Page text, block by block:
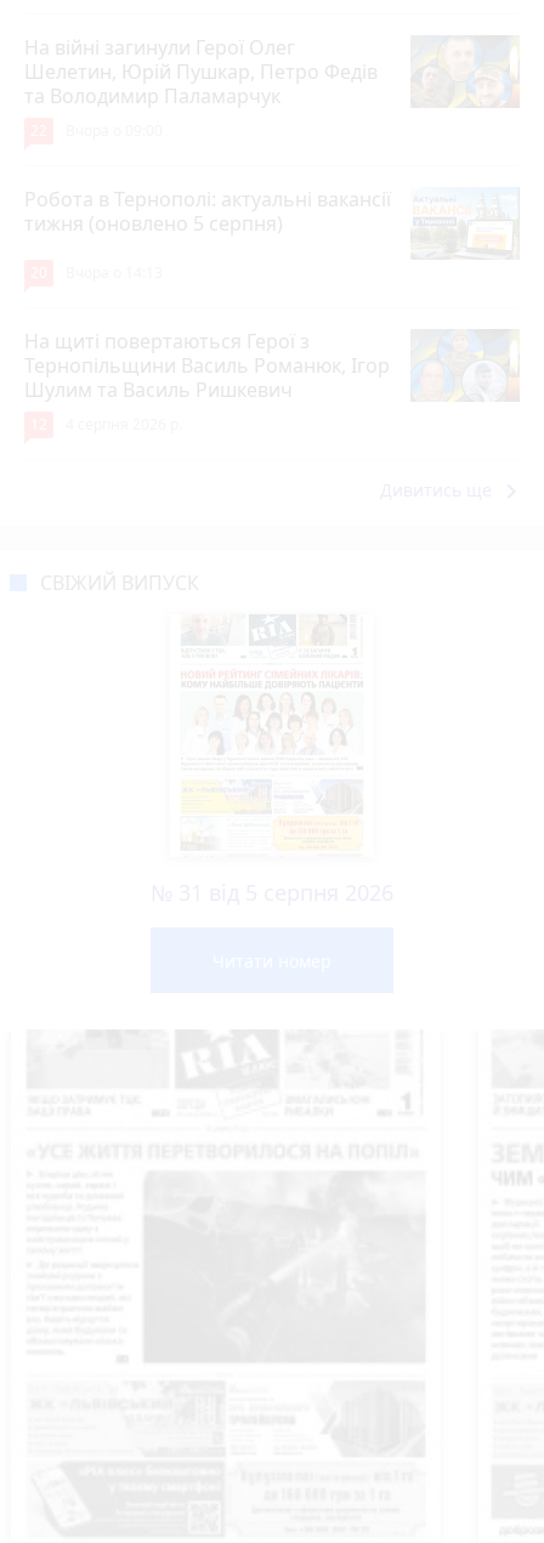
На війні загинули Герої Олег
Шелетин, Юрій Пушкар, Петро Федів
та Володимир Паламарчук
Робота в Тернополі: актуальні вакансії
тижня (оновлено 5 серпня)
На щиті повертаються Герої з
Тернопільщини Василь Романюк, Ігор
Шулим та Василь Ришкевич